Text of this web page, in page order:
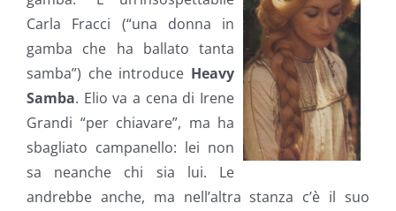
Carla Fracci (“una donna in
gamba che ha ballato tanta
samba”) che introduce Heavy
Samba. Elio va a cena di Irene
Grandi “per chiavare”, ma ha
sbagliato campanello: lei non
sa neanche chi sia lui. Le
andrebbe anche, ma nell’altra stanza c’è il suo